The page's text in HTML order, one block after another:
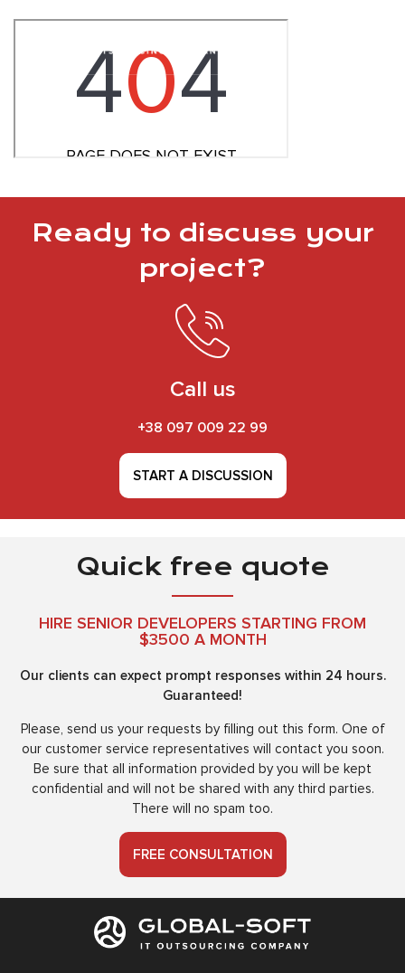
Ready to discuss your
project?
Call us
+38 097 009 22 99
START A DISCUSSION
Quick free quote
HIRE SENIOR DEVELOPERS STARTING FROM
$3500 A MONTH
Our clients can expect prompt responses within 24 hours.
Guaranteed!
Please, send us your requests by filling out this form. One of
our customer service representatives will contact you soon.
Be sure that all information provided by you will be kept
confidential and will not be shared with any third parties.
There will no spam too.
FREE CONSULTATION